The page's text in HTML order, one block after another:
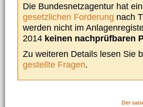
Die Bundesnetzagentur hat
gesetzlichen Forderung nach
werden nicht im
2014 keinen nachprüfbaren
Zu weiteren Details lesen Sie
gestellte Fragen.
Der